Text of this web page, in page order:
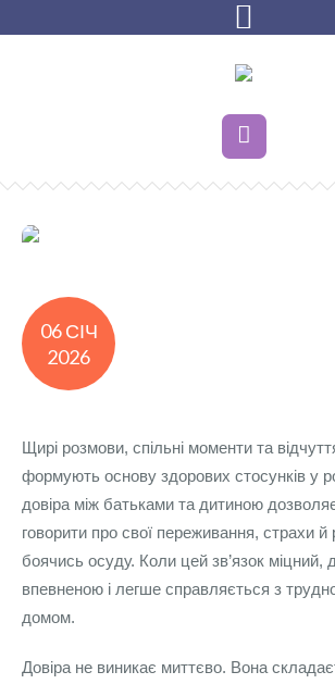
06 СІЧ
2026
Щирі розмови, спільні моменти та
формують основу здорових стосунків у
довіра між батьками та дитиною
говорити про свої переживання, страхи й
боячись осуду. Коли цей зв’язок міцний,
впевненою і легше справляється з
домом.
Довіра не виникає миттєво. Вона